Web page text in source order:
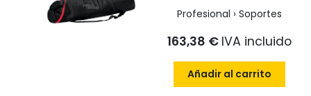
Profesional › Soportes
163,38 € IVA incluido
Añadir al carrito